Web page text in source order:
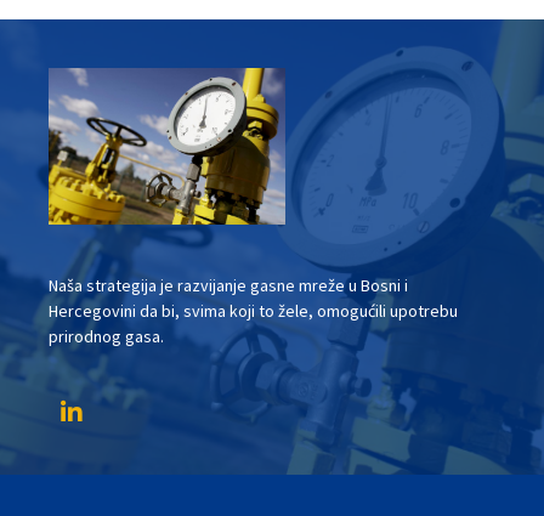
Naša strategija je razvijanje gasne mreže u Bosni i
Hercegovini da bi, svima koji to žele, omogućili upotrebu
prirodnog gasa.